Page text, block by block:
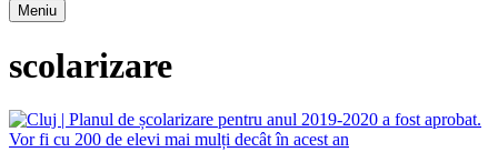
Meniu
scolarizare